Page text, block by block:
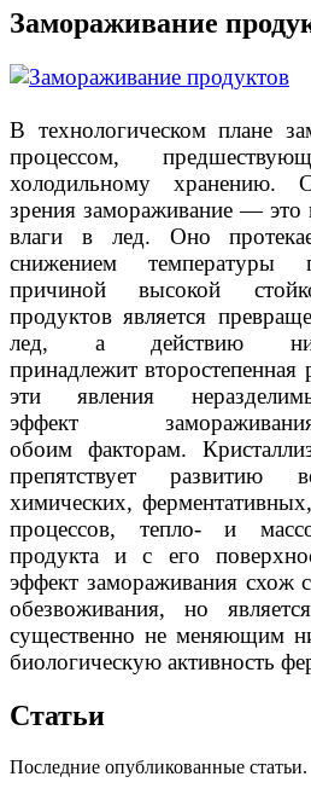
Замораживание
В технологическом плане
процессом,
холодильному хранению.
зрения замораживание — это
влаги в лед. Оно
снижением температуры
причиной высокой
продуктов является
лед, а действию
принадлежитвторостепенная
эти явления
эффект замораживани
обоим факторам.
препятствует
химических,
процессов, тепло- и
продукта и с его
эффект замораживания схож
обезвоживания, но
существенно не меняющим
биологическую активность
Статьи
Последние опубликованные статьи.